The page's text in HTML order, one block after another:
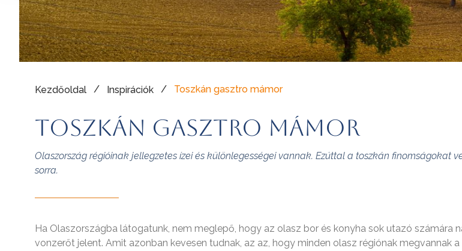
Kezdőoldal / Inspirációk / Toszkán gasztro mámor
Toszkán gasztro mámor
Olaszország régióinak jellegzetes ízei és különlegességei vannak. Ezúttal a toszkán finomságokat
sorra.
Ha Olaszországba látogatunk, nem meglepő, hogy az olasz bor és konyha sok utazó számára
vonzerőt jelent. Amit azonban kevesen tudnak, az az, hogy minden olasz régiónak megvannak